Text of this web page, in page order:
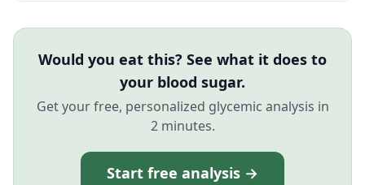
Would you eat this? See what it does to
your blood sugar.
Get your free, personalized glycemic analysis in
2 minutes.
Start free analysis →